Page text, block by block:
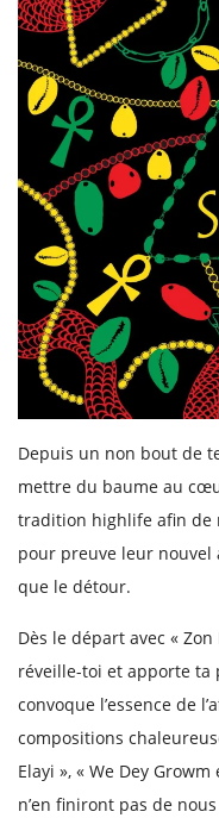
Depuis un non bout de
mettre du baume au
tradition highlife afin de
pour preuve leur
que le détour.
Dès le départ avec «
réveille-toi et apporte ta
convoque l’essence de
compositions
Elayi », « We Dey
n’en finiront pas de